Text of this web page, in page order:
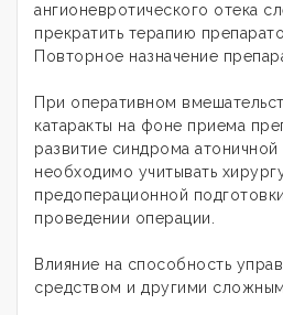
ангионевротического отека
прекратить терапию
Повторное назначение
При оперативном
катаракты на фоне приема
развитие синдрома
необходимо учитывать
предоперационной
проведении операции.
Влияние на способность
средством и другими